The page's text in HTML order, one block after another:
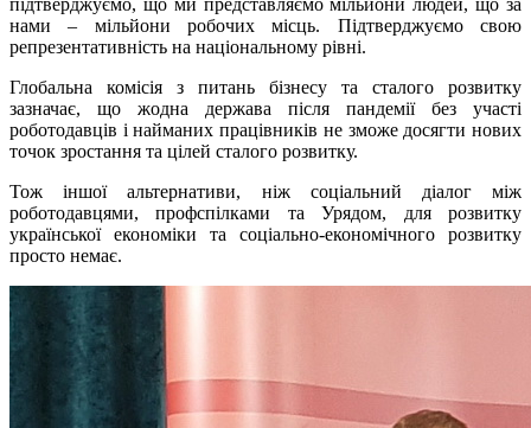
підтверджуємо, що ми представляємо мільйони людей, що за
нами – мільйони робочих місць. Підтверджуємо свою
репрезентативність на національному рівні.
Глобальна комісія з питань бізнесу та сталого розвитку
зазначає, що жодна держава після пандемії без участі
роботодавців і найманих працівників не зможе досягти нових
точок зростання та цілей сталого розвитку.
Тож іншої альтернативи, ніж соціальний діалог між
роботодавцями, профспілками та Урядом, для розвитку
української економіки та соціально-економічного розвитку
просто немає.